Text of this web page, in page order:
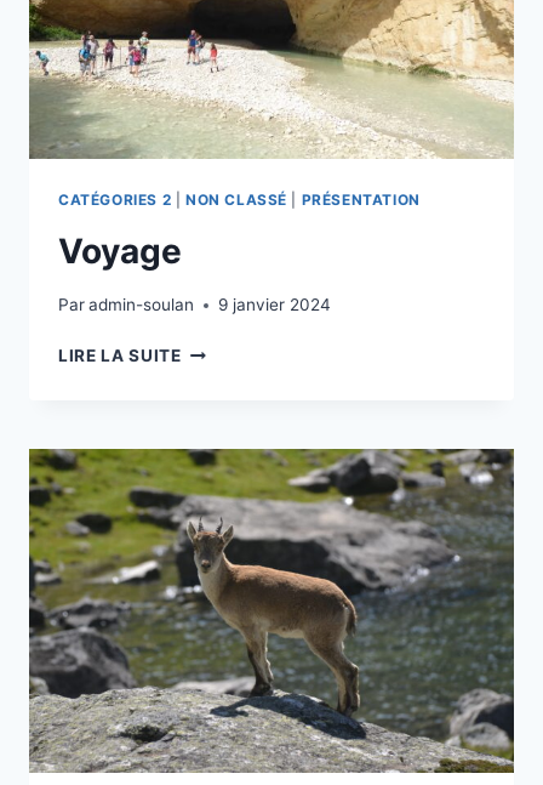
CATÉGORIES 2 NON CLASSÉ PRÉSENTATION
Voyage
Paradmin-soulan 9 janvier 2024
LIRE LA SUITEVOYAGE